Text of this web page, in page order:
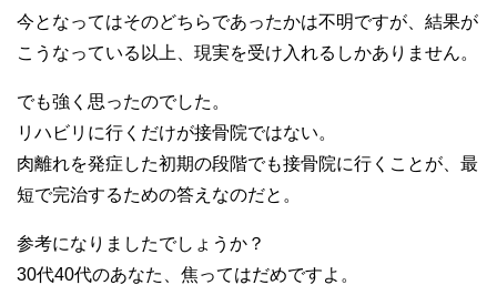
今となってはそのどちらであったかは不明ですが、結果が
こうなっている以上、現実を受け入れるしかありません。
でも強く思ったのでした。
リハビリに行くだけが接骨院ではない。
肉離れを発症した初期の段階でも接骨院に行くことが、最
短で完治するための答えなのだと。
参考になりましたでしょうか？
30代40代のあなた、焦ってはだめですよ。